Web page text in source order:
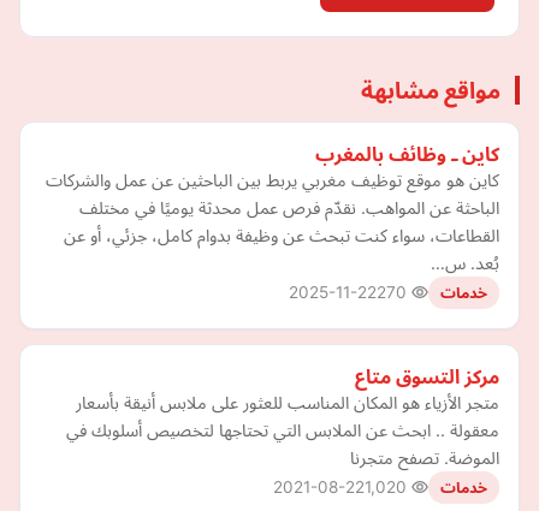
مواقع مشابهة
كاين ـ وظائف بالمغرب
كاين هو موقع توظيف مغربي يربط بين الباحثين عن عمل والشركات
الباحثة عن المواهب. نقدّم فرص عمل محدثة يوميًا في مختلف
القطاعات، سواء كنت تبحث عن وظيفة بدوام كامل، جزئي، أو عن
بُعد. س…
خدمات 2025-11-22
مركز التسوق متاع
متجر الأزياء هو المكان المناسب للعثور على ملابس أنيقة بأسعار
معقولة .. ابحث عن الملابس التي تحتاجها لتخصيص أسلوبك في
الموضة. تصفح متجرنا
خدمات 2021-08-22